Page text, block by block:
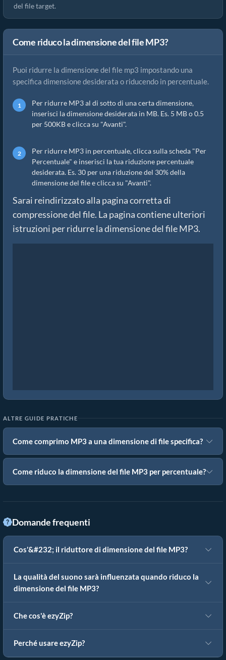
del file target.
Come riduco la dimensione del file MP3?
Puoi ridurre la dimensione del file mp3 impostando una
specifica dimensione desiderata o riducendo in percentuale.
Per ridurre MP3 al di sotto di una certa dimensione,
inserisci la dimensione desiderata in MB. Es. 5 MB o 0.5
per 500KB e clicca su "Avanti".
Per ridurre MP3 in percentuale, clicca sulla scheda "Per
Percentuale" e inserisci la tua riduzione percentuale
desiderata. Es. 30 per una riduzione del 30% della
dimensione del file e clicca su "Avanti".
Sarai reindirizzato alla pagina corretta di
compressione del file. La pagina contiene ulteriori
istruzioni per ridurre la dimensione del file MP3.
ALTRE GUIDE PRATICHE
Come comprimo MP3 a una dimensione di file specifica?
Come riduco la dimensione del file MP3 per percentuale?
Domande frequenti
Cos'&#232; il riduttore di dimensione del file MP3?
La qualità del suono sarà influenzata quando riduco la
dimensione del file MP3?
Che cos'è ezyZip?
Perché usare ezyZip?